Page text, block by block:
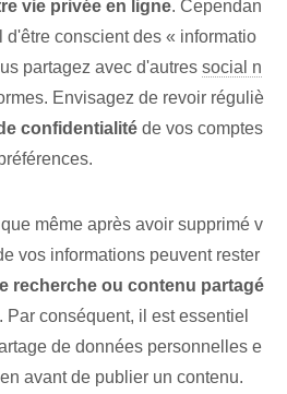
vie privée en ligne. Cependan
d'être conscient des « informatio
partagez avec d'autres social n
Envisagez⁤ de revoir réguliè
confidentialité de vos comptes
même après avoir supprimé v
vos informations peuvent rester
recherche ou contenu partagé
conséquent, il est essentiel
de données personnelles e
avant⁢ de publier un contenu.